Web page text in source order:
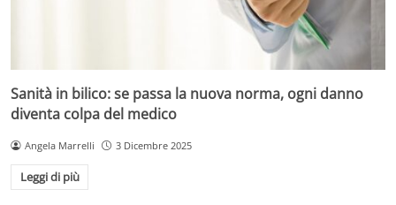
Sanità in bilico: se passa la nuova norma, ogni danno
diventa colpa del medico
Angela Marrelli 3 Dicembre 2025
Leggi di più